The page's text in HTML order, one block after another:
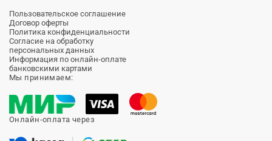
Пользовательское соглашение
Договор оферты
Политика конфиденциальности
Согласие на обработку
персональных данных
Информация по онлайн-оплате
банковскими картами
Мы принимаем:
Онлайн-оплата через